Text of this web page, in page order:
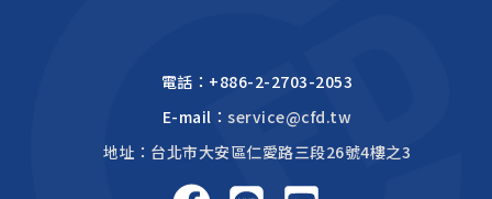
電話： +886-2-2703-2053
E-mail：service@cfd.tw
地址：台北市大安區仁愛路三段26號4樓之3